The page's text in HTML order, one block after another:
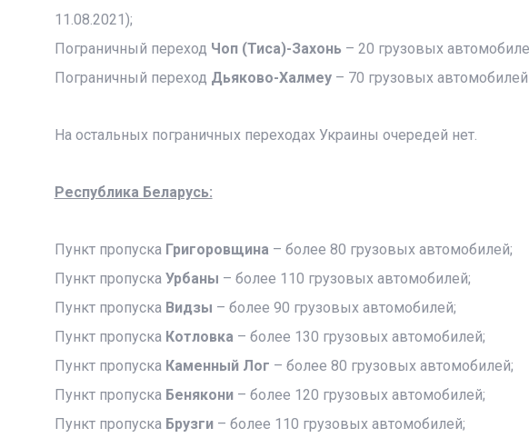
11.08.2021);
Пограничный переход Чоп (Тиса)-Захонь – 20 грузовых
Пограничный переход Дьяково-Халмеу– 70 грузовых
На остальных пограничных переходах Украины очередей нет.
Республика Беларусь:
Пункт пропускаГригоровщина – более 80 грузовых автомобилей;
Пункт пропускаУрбаны – более 110 грузовых автомобилей;
Пункт пропускаВидзы – более 90 грузовых автомобилей;
Пункт пропуска Котловка – более 130 грузовых автомобилей;
Пункт пропуска Каменный Лог – более 80 грузовых автомобилей;
Пункт пропускаБенякони – более 120 грузовых автомобилей;
Пункт пропускаБрузги– более 110 грузовых автомобилей;